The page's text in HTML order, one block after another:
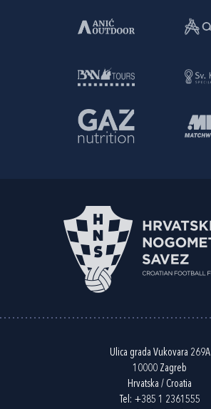
Ulica grada Vukovara 269A
10000 Zagreb
Hrvatska / Croatia
Tel: +385 1 2361555